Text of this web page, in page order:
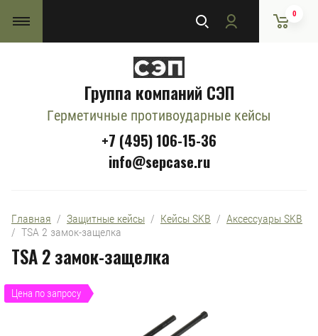
0
Группа компаний СЭП
Герметичные противоударные кейсы
+7 (495) 106-15-36
info@sepcase.ru
Главная
  /
Защитные кейсы
  /
Кейсы SKB
  /
Аксессуары SKB
/  TSA 2 замок-защелка
TSA 2 замок-защелка
Цена по запросу